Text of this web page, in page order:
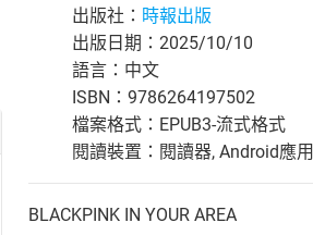
出版社： 時報出版
出版日期：2025/10/10
語言：中文
ISBN：9786264197502
檔案格式：EPUB3-流式格式
閱讀裝置：閱讀器, Android應
BLACKPINK IN YOUR AREA